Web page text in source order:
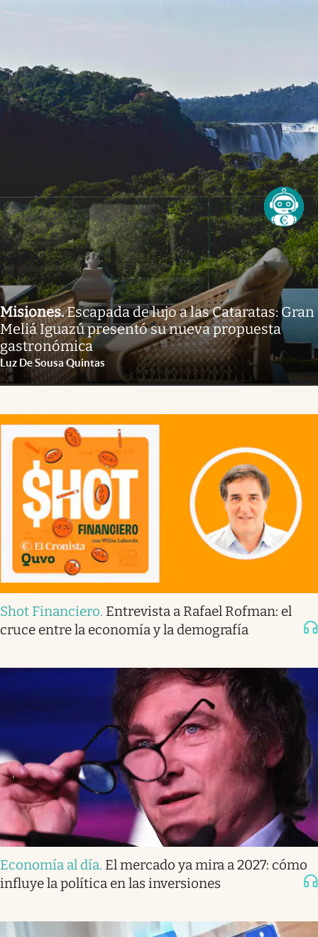
Misiones.Escapada de lujo a las Cataratas: Gran
Meliá Iguazú presentó su nueva propuesta
gastronómica
Luz De Sousa Quintas
Shot Financiero. Entrevista a Rafael Rofman: el
cruce entre la economía y la demografía
Economía al día. El mercado ya mira a 2027: cómo
influye la política en las inversiones